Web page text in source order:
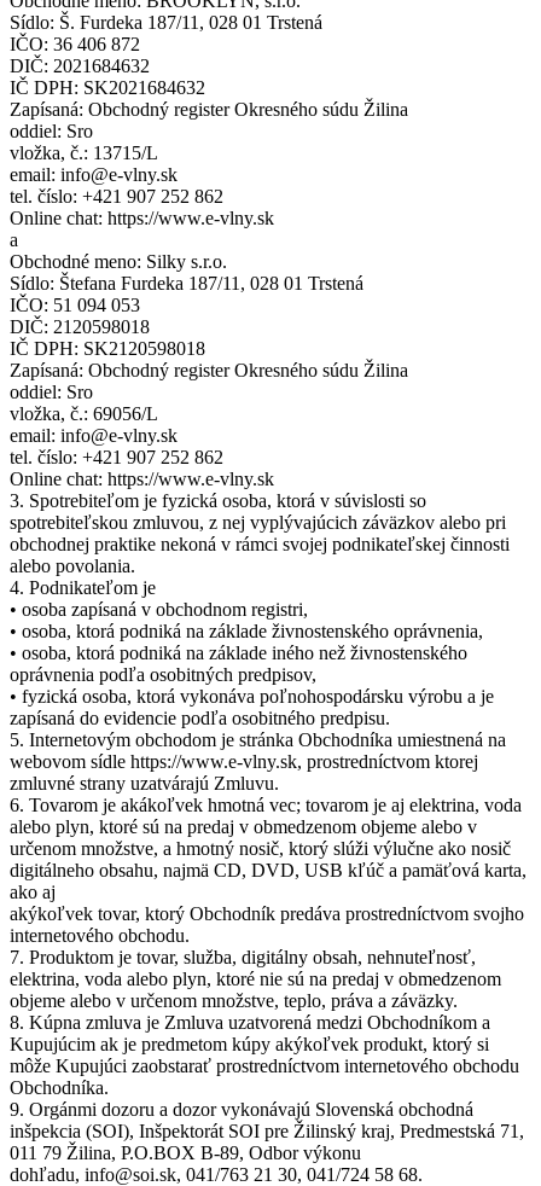
Sídlo: Š. Furdeka 187/11, 028 01 Trstená
IČO: 36 406 872
DIČ: 2021684632
IČ DPH: SK2021684632
Zapísaná: Obchodný register Okresného súdu Žilina
oddiel: Sro
vložka, č.: 13715/L
email: info@e-vlny.sk
tel. číslo: +421 907 252 862
Online chat: https://www.e-vlny.sk
a
Obchodné meno: Silky s.r.o.
Sídlo: Štefana Furdeka 187/11, 028 01 Trstená
IČO: 51 094 053
DIČ: 2120598018
IČ DPH: SK2120598018
Zapísaná: Obchodný register Okresného súdu Žilina
oddiel: Sro
vložka, č.: 69056/L
email: info@e-vlny.sk
tel. číslo: +421 907 252 862
Online chat: https://www.e-vlny.sk
3. Spotrebiteľom je fyzická osoba, ktorá v súvislosti so
spotrebiteľskou zmluvou, z nej vyplývajúcich záväzkov alebo pri
obchodnej praktike nekoná v rámci svojej podnikateľskej činnosti
alebo povolania.
4. Podnikateľom je
• osoba zapísaná v obchodnom registri,
• osoba, ktorá podniká na základe živnostenského oprávnenia,
• osoba, ktorá podniká na základe iného než živnostenského
oprávnenia podľa osobitných predpisov,
• fyzická osoba, ktorá vykonáva poľnohospodársku výrobu a je
zapísaná do evidencie podľa osobitného predpisu.
5. Internetovým obchodom je stránka Obchodníka umiestnená na
webovom sídle https://www.e-vlny.sk, prostredníctvom ktorej
zmluvné strany uzatvárajú Zmluvu.
6. Tovarom je akákoľvek hmotná vec; tovarom je aj elektrina, voda
alebo plyn, ktoré sú na predaj v obmedzenom objeme alebo v
určenom množstve, a hmotný nosič, ktorý slúži výlučne ako nosič
digitálneho obsahu, najmä CD, DVD, USB kľúč a pamäťová karta,
ako aj
akýkoľvek tovar, ktorý Obchodník predáva prostredníctvom svojho
internetového obchodu.
7. Produktom je tovar, služba, digitálny obsah, nehnuteľnosť,
elektrina, voda alebo plyn, ktoré nie sú na predaj v obmedzenom
objeme alebo v určenom množstve, teplo, práva a záväzky.
8. Kúpna zmluva je Zmluva uzatvorená medzi Obchodníkom a
Kupujúcim ak je predmetom kúpy akýkoľvek produkt, ktorý si
môže Kupujúci zaobstarať prostredníctvom internetového obchodu
Obchodníka.
9. Orgánmi dozoru a dozor vykonávajú Slovenská obchodná
inšpekcia (SOI), Inšpektorát SOI pre Žilinský kraj, Predmestská 71,
011 79 Žilina, P.O.BOX B-89, Odbor výkonu
dohľadu, info@soi.sk, 041/763 21 30, 041/724 58 68.